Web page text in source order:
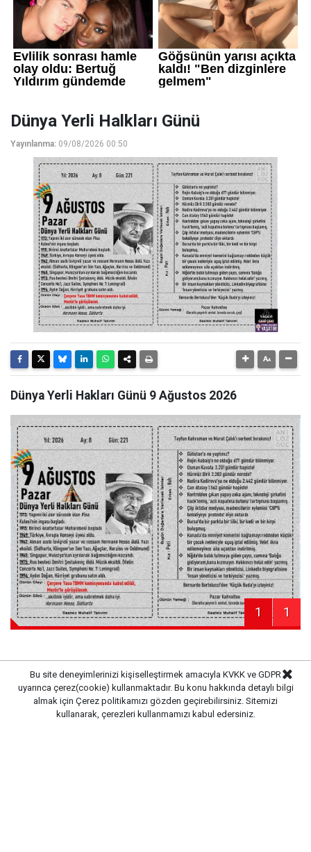
Dünya Yerli Halkları Günü
Yayınlanma: 09/08/2026 00:50
Dünya Yerli Hakları Günü 9 Ağustos 2026
1 1
Kaynak: Haber Merkezi
Bu site deneyimlerinizi kişiselleştirmek amacıyla KVKK ve GDPR
uyarınca çerez(cookie) kullanmaktadır. Bu konu hakkında detaylı bilgi
almak için Çerez politikamızı gözden geçirebilirsiniz. Sitemizi
kullanarak, çerezleri kullanmamızı kabul edersiniz.